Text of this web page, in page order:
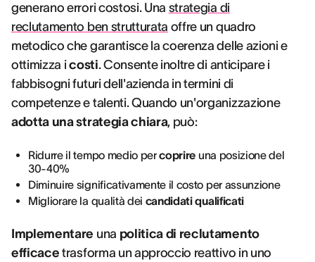
generano errori costosi. Una strategia di
reclutamento ben strutturata offre un quadro
metodico che garantisce la coerenza delle azioni e
ottimizza icosti. Consente inoltre di anticipare i
fabbisogni futuri dell'azienda in termini di
competenze e talenti. Quando un'organizzazione
adotta una strategia chiara, può:
Ridurre il tempo medio percoprire una posizione del
30-40%
Diminuire significativamente il costo per assunzione
Migliorare la qualità dei candidati qualificati
Implementare una politica di reclutamento
efficace trasforma un approccio reattivo in uno